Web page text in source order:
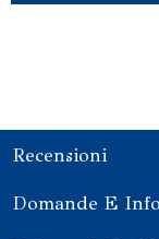
Recensioni
Domande E